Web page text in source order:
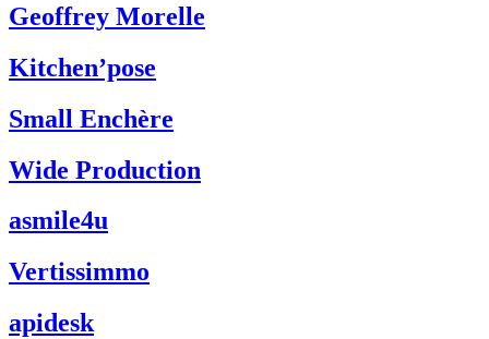
Geoffrey Morelle
Kitchen’pose
Small Enchère
Wide Production
asmile4u
Vertissimmo
apidesk